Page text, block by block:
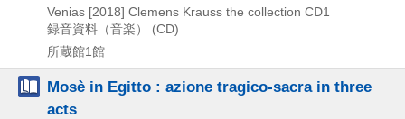
Venias [2018] Clemens Krauss the collection CD1
録音資料（音楽） (CD)
所蔵館1館
Mosè in Egitto : azione tragico-sacra in three
acts